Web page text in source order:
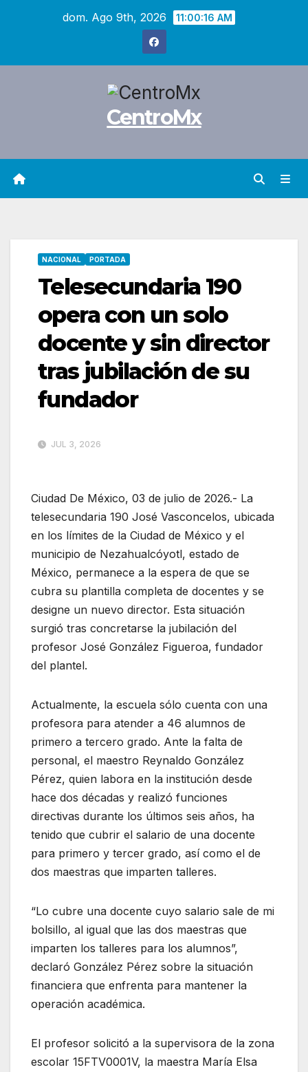
dom. Ago 9th, 2026 11:00:17 AM
CentroMx
NACIONAL PORTADA
Telesecundaria 190
opera con un solo
docente y sin director
tras jubilación de su
fundador
JUL 3, 2026
Ciudad De México, 03 de julio de 2026.- La
telesecundaria 190 José Vasconcelos, ubicada
en los límites de la Ciudad de México y el
municipio de Nezahualcóyotl, estado de
México, permanece a la espera de que se
cubra su plantilla completa de docentes y se
designe un nuevo director. Esta situación
surgió tras concretarse la jubilación del
profesor José González Figueroa, fundador
del plantel.
Actualmente, la escuela sólo cuenta con una
profesora para atender a 46 alumnos de
primero a tercero grado. Ante la falta de
personal, el maestro Reynaldo González
Pérez, quien labora en la institución desde
hace dos décadas y realizó funciones
directivas durante los últimos seis años, ha
tenido que cubrir el salario de una docente
para primero y tercer grado, así como el de
dos maestras que imparten talleres.
“Lo cubre una docente cuyo salario sale de mi
bolsillo, al igual que las dos maestras que
imparten los talleres para los alumnos”,
declaró González Pérez sobre la situación
financiera que enfrenta para mantener la
operación académica.
El profesor solicitó a la supervisora de la zona
escolar 15FTV0001V, la maestra María Elsa